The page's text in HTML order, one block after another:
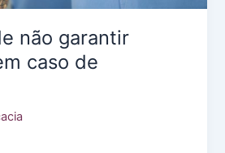
não garantir
caso de